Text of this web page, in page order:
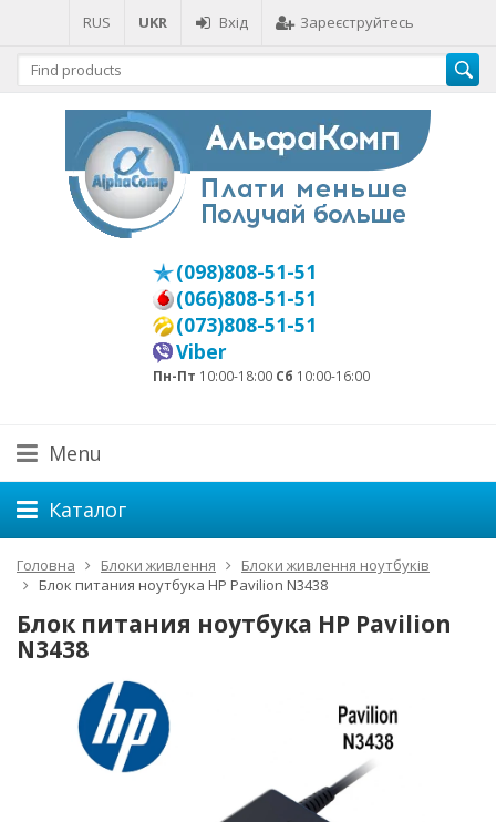
RUS UKR Вхід Зареєструйтесь
(098)808-51-51
(066)808-51-51
(073)808-51-51
Viber
Пн-Пт 10:00-18:00 Сб 10:00-16:00
Menu
Каталог
Головна Блоки живлення
Блоки живлення ноутбуків
Блок питания ноутбука HP Pavilion N3438
Блок питания ноутбука HP Pavilion
N3438